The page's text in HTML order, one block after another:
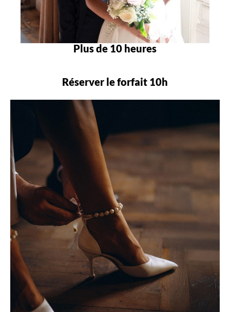
Plus de 10 heures
Réserver le forfait 10h